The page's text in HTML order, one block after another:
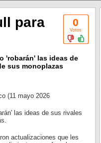
0
Votos
para
'robarán' las ideas de
sus monoplazas
(11 mayo 2026
las ideas de sus rivales
actualizaciones que les